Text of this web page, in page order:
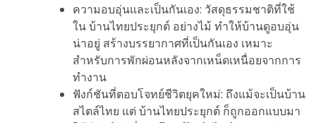
ความอบอุ่นและเป็นกันเอง: วัสดุธรรมชาติที่ใช้
ใน บ้านไทยประยุกต์ อย่างไม้ ทำให้บ้านดูอบอุ่น
น่าอยู่ สร้างบรรยากาศที่เป็นกันเอง เหมาะ
สำหรับการพักผ่อนหลังจากเหน็ดเหนื่อยจากการ
ทำงาน
ฟังก์ชันที่ตอบโจทย์ชีวิตยุคใหม่: ถึงแม้จะเป็นบ้าน
สไตล์ไทย แต่ บ้านไทยประยุกต์ ก็ถูกออกแบบมา